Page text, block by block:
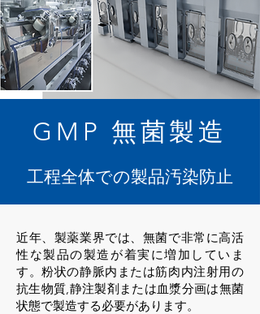
GMP 無菌製造
工程全体での製品汚染防止
近年、製薬業界では、無菌で非常に高活
性な製品の製造が着実に増加していま
す。粉状の静脈内または筋肉内注射用の
抗生物質,静注製剤または血漿分画は無菌
状態で製造する必要があります。